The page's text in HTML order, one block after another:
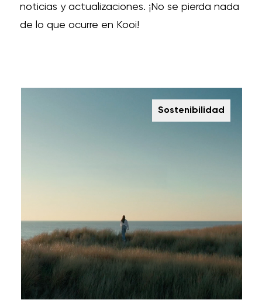
noticias y actualizaciones. ¡No se pierda nada
de lo que ocurre en Kooi!
Sostenibilidad